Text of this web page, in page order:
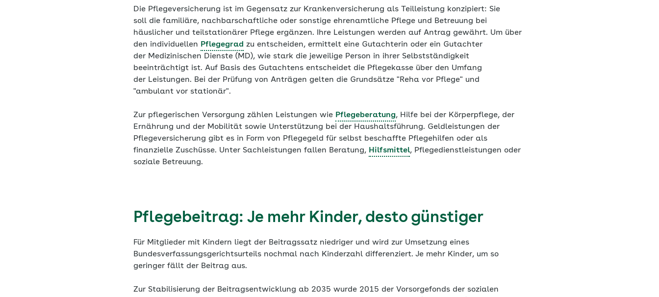
Die Pflegeversicherung ist im Gegensatz zur Krankenversicherung als Teilleistung konzipiert: Sie
soll die familiäre, nachbarschaftliche oder sonstige ehrenamtliche Pflege und Betreuung bei
häuslicher und teilstationärer Pflege ergänzen. Ihre Leistungen werden auf Antrag gewährt. Um über
den individuellen Pflegegrad zu entscheiden, ermittelt eine Gutachterin oder ein Gutachter
der Medizinischen Dienste (MD), wie stark die jeweilige Person in ihrer Selbstständigkeit
beeinträchtigt ist. Auf Basis des Gutachtens entscheidet die Pflegekasse über den Umfang
der Leistungen. Bei der Prüfung von Anträgen gelten die Grundsätze "Reha vor Pflege" und
"ambulant vor stationär".
Zur pflegerischen Versorgung zählen Leistungen wie Pflegeberatung, Hilfe bei der Körperpflege, der
Ernährung und der Mobilität sowie Unterstützung bei der Haushaltsführung. Geldleistungen der
Pflegeversicherung gibt es in Form von Pflegegeld für selbst beschaffte Pflegehilfen oder als
finanzielle Zuschüsse. Unter Sachleistungen fallen Beratung, Hilfsmittel, Pflegedienstleistungen oder
soziale Betreuung.
Pflegebeitrag: Je mehr Kinder, desto günstiger
Für Mitglieder mit Kindern liegt der Beitragssatz niedriger und wird zur Umsetzung eines
Bundesverfassungsgerichtsurteils nochmal nach Kinderzahl differenziert. Je mehr Kinder, um so
geringer fällt der Beitrag aus.
Zur Stabilisierung der Beitragsentwicklung ab 2035 wurde 2015 der Vorsorgefonds der sozialen